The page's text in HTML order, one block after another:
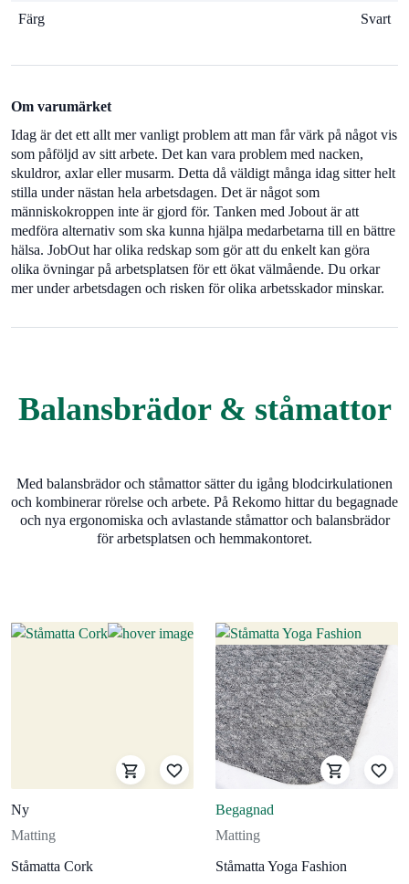
Färg Svart
Om varumärket
Idag är det ett allt mer vanligt problem att man får värk på något vis
som påföljd av sitt arbete. Det kan vara problem med nacken,
skuldror, axlar eller musarm. Detta då väldigt många idag sitter helt
stilla under nästan hela arbetsdagen. Det är något som
människokroppen inte är gjord för. Tanken med Jobout är att
medföra alternativ som ska kunna hjälpa medarbetarna till en bättre
hälsa. JobOut har olika redskap som gör att du enkelt kan göra
olika övningar på arbetsplatsen för ett ökat välmående. Du orkar
mer under arbetsdagen och risken för olika arbetsskador minskar.
Balansbrädor & ståmattor
Med balansbrädor och ståmattor sätter du igång blodcirkulationen
och kombinerar rörelse och arbete. På Rekomo hittar du begagnade
och nya ergonomiska och avlastande ståmattor och balansbrädor
för arbetsplatsen och hemmakontoret.
Matting
Ny
Ståmatta Cork
Matting
Begagnad
Ståmatta Yoga Fashion